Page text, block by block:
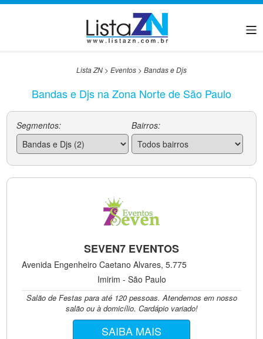
Lista ZN > Eventos > Bandas e Djs
Bandas e Djs na Zona Norte de São Paulo
Segmentos: Bairros:
SEVEN7 EVENTOS
Avenida Engenheiro Caetano Alvares, 5.775
Imirim - São Paulo
Salão de Festas para até 120 pessoas. Atendemos em nosso
salão ou à domicílio. Cardápio variado!
SAIBA MAIS